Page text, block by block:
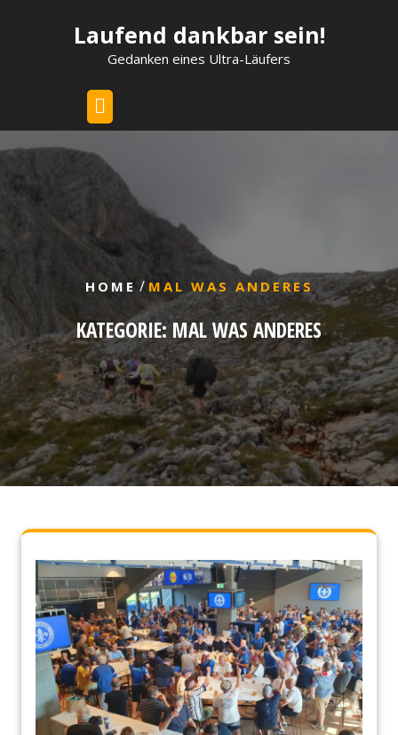
Laufend dankbar sein!
Gedanken eines Ultra-Läufers
HOME/ MAL WAS ANDERES
KATEGORIE:MAL WAS ANDERES